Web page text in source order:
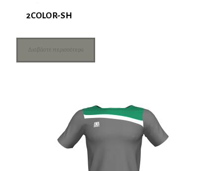
2COLOR-SH
Διαβάστε περισσότερα